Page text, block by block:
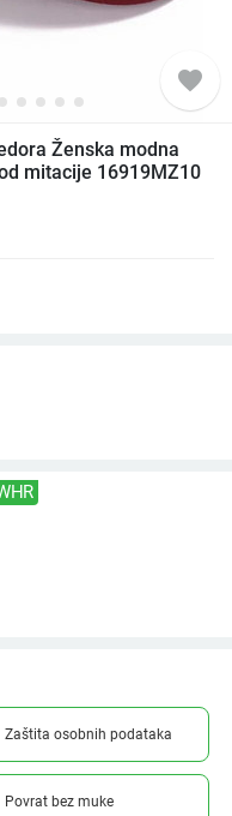
favorite
Ženska modna
mitacije 16919MZ10
Zaštita osobnih podataka
Povrat bez muke